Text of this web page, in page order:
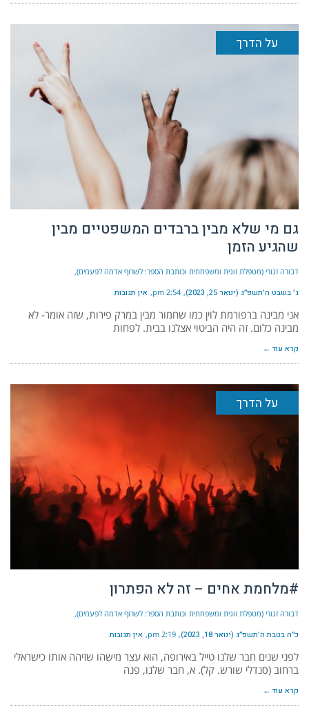
על הדרך
גם מי שלא מבין ברבדים המשפטיים מבין
שהגיע הזמן
דבורה זגורי (מטפלת זוגית ומשפחתית וכותבת הספר: לשרוף אדמה לפעמים)
ג׳ בשבט ה׳תשפ״ג (ינואר 25, 2023) 2:54 pm אין תגובות
אני מבינה ברפורמת לוין כמו שחמור מבין במרק פירות, שזה אומר- לא
מבינה כלום. זה היה הביטוי אצלנו בבית. לפחות
קרא עוד ←
על הדרך
#מלחמת אחים – זה לא הפתרון
דבורה זגורי (מטפלת זוגית ומשפחתית וכותבת הספר: לשרוף אדמה לפעמים)
כ״ה בטבת ה׳תשפ״ג (ינואר 18, 2023) 2:19 pm אין תגובות
לפני שנים חבר שלנו טייל באירופה, הוא עצר מישהו שזיהה אותו כישראלי
ברחוב (סנדלי שורש. קל). א, חבר שלנו, פנה
קרא עוד ←